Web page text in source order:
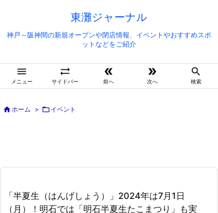
東灘ジャーナル
神戸～阪神間の新規オープンや閉店情報、イベントやおすすめスポ
ットなどをご紹介

メニュー

サイドバー

前へ

次へ

検索
ホーム > イベント
「半夏生（はんげしょう）」2024年は7月1日
（月）！明石では「明石半夏生たこまつり」も実